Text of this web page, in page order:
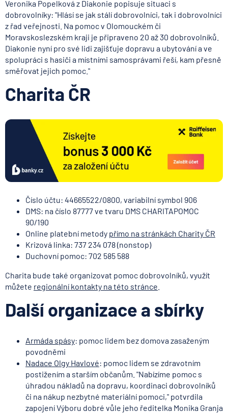
Veronika Popelková z Diakonie popisuje situaci s
dobrovolníky: "Hlásí se jak stálí dobrovolníci, tak i dobrovolníci
z řad veřejnosti. Na pomoc v Olomouckém či
Moravskoslezském kraji je připraveno 20 až 30 dobrovolníků.
Diakonie nyní pro své lidi zajišťuje dopravu a ubytování a ve
spolupráci s hasiči a místními samosprávami řeší, kam přesně
směřovat jejich pomoc."
Charita ČR
Číslo účtu: 44665522/0800, variabilní symbol 906
DMS: na číslo 87777 ve tvaru DMS CHARITAPOMOC
90/190
Online platební metody přímo na stránkách Charity ČR
Krizová linka: 737 234 078 (nonstop)
Duchovní pomoc: 702 585 588
Charita bude také organizovat pomoc dobrovolníků, využít
můžete regionální kontakty na této stránce
Další organizace a sbírky
Armáda spásy: pomoc lidem bez domova zasaženým
povodněmi
Nadace Olgy Havlové: pomoc lidem se zdravotním
postižením a starším občanům. "Nabízíme pomoc s
úhradou nákladů na dopravu, koordinaci dobrovolníků
či na nákup nezbytné materiální pomoci," potvrdila
zapojení Výboru dobré vůle jeho ředitelka Monika Granja